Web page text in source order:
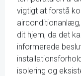
vigtigt at forstå
dit hjem, da det
informerede
isolering og